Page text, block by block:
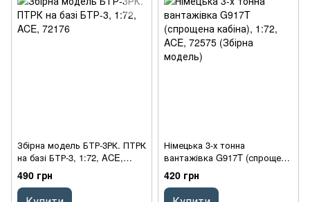
Збірна модель БТР-3РК. ПТРК
на базі БТР-3, 1:72, ACE,
72176
490 грн
Німецька 3-х тонна
вантажівка G917T (спрощена
кабіна), 1:72, ACE, 72575
(Збірна модель)
420 грн